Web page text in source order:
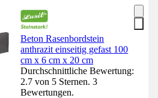
Beton Rasenbordstein
anthrazit einseitig gefast 100
cm x 6 cm x 20 cm
Durchschnittliche Bewertung:
2.7 von 5 Sternen. 3
Bewertungen.